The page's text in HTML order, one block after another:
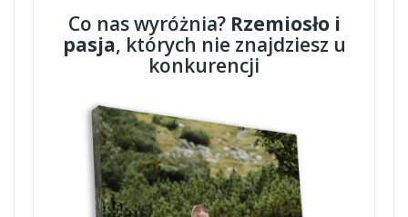
Co nas wyróżnia? Rzemiosło i
pasja, których nie znajdziesz u
konkurencji